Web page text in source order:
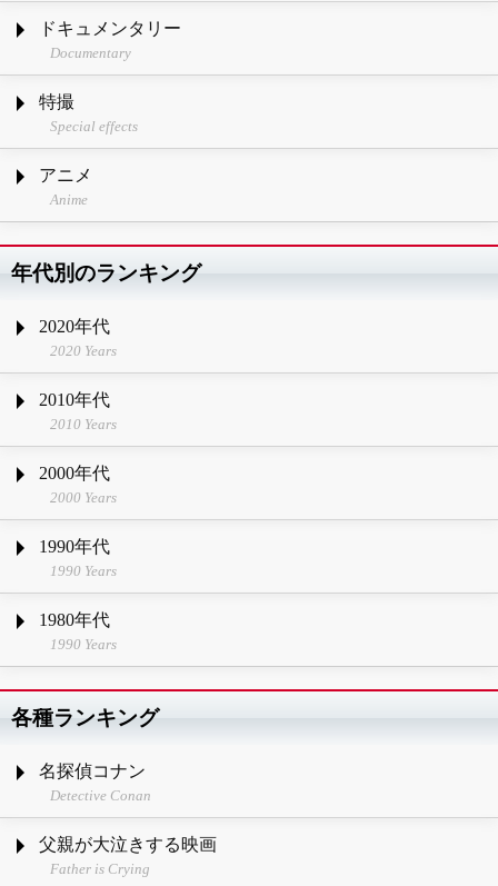
ドキュメンタリー
Documentary
特撮
Special effects
アニメ
Anime
年代別のランキング
2020年代
2020 Years
2010年代
2010 Years
2000年代
2000 Years
1990年代
1990 Years
1980年代
1990 Years
各種ランキング
名探偵コナン
Detective Conan
父親が大泣きする映画
Father is Crying